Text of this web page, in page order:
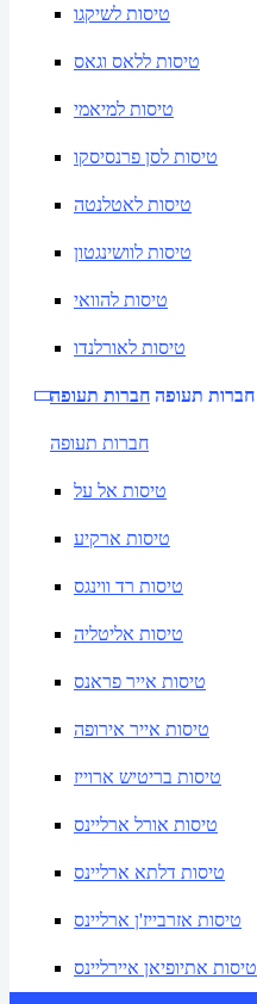
טיסות לשיקגו
טיסות ללאס וגאס
טיסות למיאמי
טיסות לסן פרנסיסקו
טיסות לאטלנטה
טיסות לוושינגטון
טיסות להוואי
טיסות לאורלנדו
חברות תעופה חברות תעופה
חברות תעופה
טיסות אל על
טיסות ארקיע
טיסות רד ווינגס
טיסות אליטליה
טיסות אייר פראנס
טיסות אייר אירופה
טיסות בריטיש ארוייז
טיסות אורל ארליינס
טיסות דלתא ארליינס
טיסות אזרבייז'ן ארליינס
טיסות אתיופיאן איירליינס